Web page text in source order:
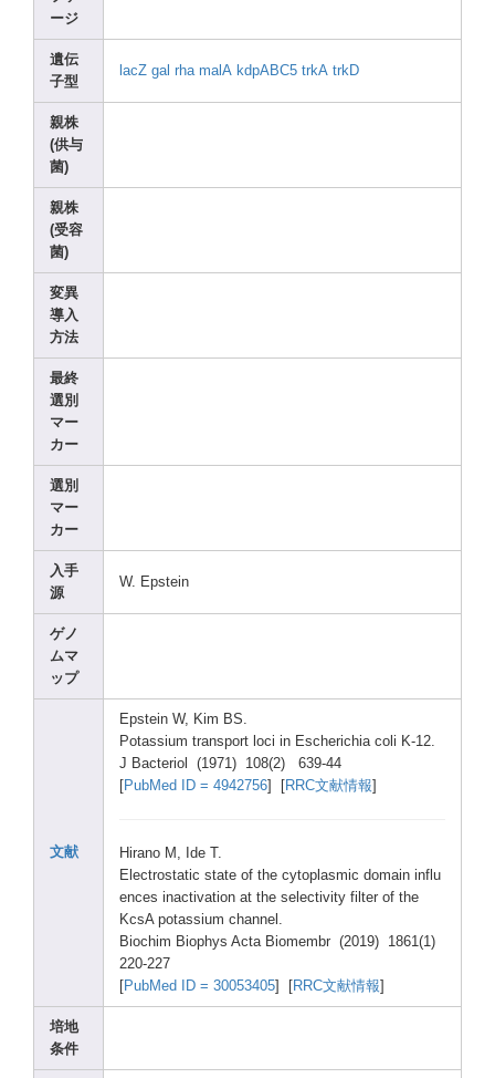
ージ
遺伝
子型
lacZ gal rha malA kdpABC5 trkA trkD
親株
(供与
菌)
親株
(受容
菌)
変異
導入
方法
最終
選別
マー
カー
選別
マー
カー
入手
源
W. Epstein
ゲノ
ムマ
ップ
文献
Epstein W, Kim BS.
Potassium transport loci in Escherichia coli K-12.
J Bacteriol (1971) 108(2) 639-44
PubMed ID = 4942756 RRC文献情報
Hirano M, Ide T.
Electrostatic state of the cytop lasmic domain influ
ences inactivation at the selectivity filter of the
KcsA potassium channel.
Biochim Biophys Acta Biomembr (2019) 1861(1)
220-227
PubMed ID = 30053405 RRC文献情報
培地
条件